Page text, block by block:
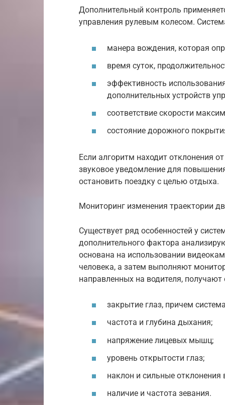
Дополнительный контроль
управления рулевым колесом.
манера вождения, которая
время суток,
эффективность
дополнительных устройств
соответствие скорости
состояние дорожного
Если алгоритм находит отклонения
звуковое уведомление для
остановить поездку с целью отдыха.
Мониторинг изменения траектории
Существует ряд особенностей у
дополнительного фактора
основана на использовании
человека, а затем выполняют
направленных на водителя,
закрытие глаз, причем
частота и глубина дыхания;
напряжение лицевых мышц;
уровень открытости глаз;
наклон и сильные
наличие и частота зевания.